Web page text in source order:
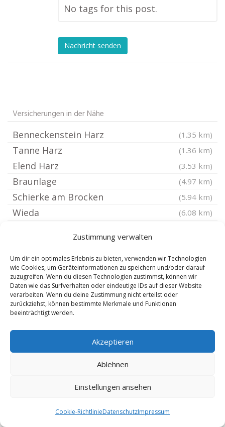
Zustimmung verwalten
Um dir ein optimales Erlebnis zu bieten, verwenden wir Technologien
wie Cookies, um Geräteinformationen zu speichern und/oder darauf
zuzugreifen. Wenn du diesen Technologien zustimmst, können wir
Daten wie das Surfverhalten oder eindeutige IDs auf dieser Website
verarbeiten. Wenn du deine Zustimmung nicht erteilst oder
zurückziehst, können bestimmte Merkmale und Funktionen
beeinträchtigt werden.
Akzeptieren
Ablehnen
Einstellungen ansehen
Cookie-RichtlinieDatenschutzImpressum
No tags for this post.
Nachricht senden
Versicherungen in der Nähe
Benneckenstein Harz (1.35 km)
Tanne Harz (1.36 km)
Elend Harz (3.53 km)
Braunlage (4.97 km)
Schierke am Brocken (5.94 km)
Wieda (6.08 km)
Ellrich (7.23 km)
Walkenried (7.78 km)
Ilfeld Südharz (7.78 km)
Niedersachswerfen
Harzungen (10.16 km)
Bad Lauterberg im Harz
Hüttenrode bei Blankenburg Harz